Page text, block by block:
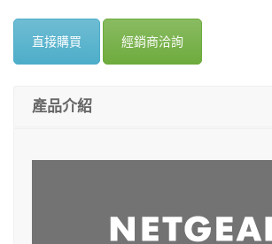
直接購買 經銷商洽詢
產品介紹